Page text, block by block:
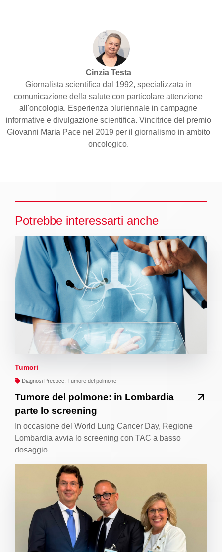
Cinzia Testa
Giornalista scientifica dal 1992, specializzata in
comunicazione della salute con particolare attenzione
all'oncologia. Esperienza pluriennale in campagne
informative e divulgazione scientifica. Vincitrice del premio
Giovanni Maria Pace nel 2019 per il giornalismo in ambito
oncologico.
Potrebbe interessarti anche
Tumori
Diagnosi Precoce, Tumore del polmone
Tumore del polmone: in Lombardia
parte lo screening
In occasione del World Lung Cancer Day, Regione
Lombardia avvia lo screening con TAC a basso
dosaggio…